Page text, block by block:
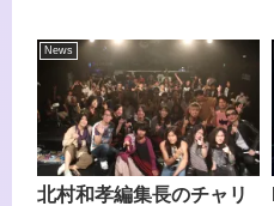
News
北村和孝編集長のチャリ